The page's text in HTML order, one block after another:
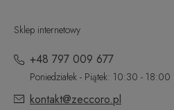
Sklep internetowy
+48 797 009 677
Poniedziałek - Piątek: 10:30 - 18:00
kontakt@zeccoro.pl